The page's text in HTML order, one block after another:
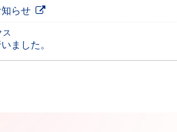
らせ
ス
ました。